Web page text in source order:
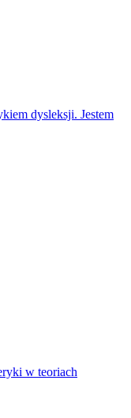
dysleksji. Jestem
w teoriach